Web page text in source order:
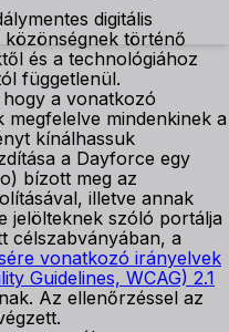
digitális
történő
és a technológiához
függetlenül.
a vonatkozó
megfelelve mindenkinek a
kínálhassuk
a Dayforce egy
bízott meg az
illetve annak
jelölteknek szóló portálja
célszabványában, a
vonatkozó irányelvek
Guidelines, WCAG) 2.1
Az ellenőrzéssel az